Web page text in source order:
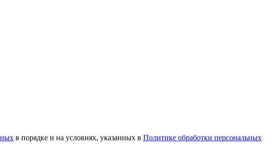
в порядке и на условиях, указанных в Политике обработки персональных